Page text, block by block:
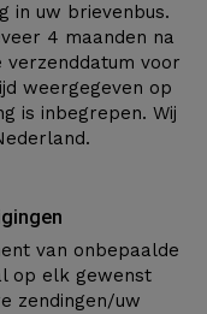
in uw brievenbus.
4 maanden na
verzenddatum voor
weergegeven op
is inbegrepen. Wij
van onbepaalde
op elk gewenst
zendingen/uw